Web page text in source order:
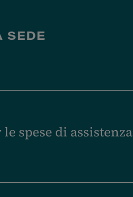
SEDE
spese di assistenza